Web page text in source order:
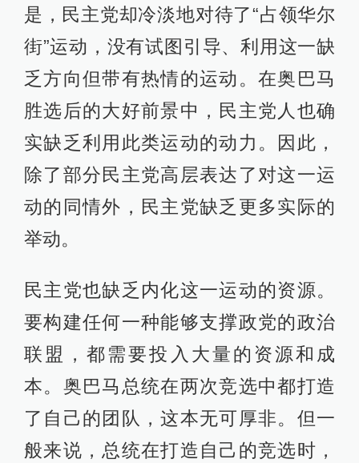
是，民主党却冷淡地对待了“占领华尔
街”运动，没有试图引导、利用这一缺
乏方向但带有热情的运动。在奥巴马
胜选后的大好前景中，民主党人也确
实缺乏利用此类运动的动力。因此，
除了部分民主党高层表达了对这一运
动的同情外，民主党缺乏更多实际的
举动。
民主党也缺乏内化这一运动的资源。
要构建任何一种能够支撑政党的政治
联盟，都需要投入大量的资源和成
本。奥巴马总统在两次竞选中都打造
了自己的团队，这本无可厚非。但一
般来说，总统在打造自己的竞选时，